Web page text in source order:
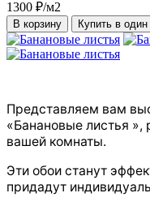
1300 ₽/м2
В корзину Купить в один
Представляем вам
«Банановые листья »,
вашей комнаты.
Эти обои станут
придадут